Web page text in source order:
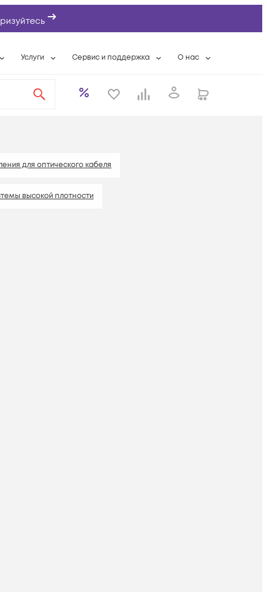
Услуги
Расширенная гарантия
Сервис и поддержка
Разовые выездные работы
Техническая поддержка
О нас
Контактная
для оптического кабеля
высокой плотности